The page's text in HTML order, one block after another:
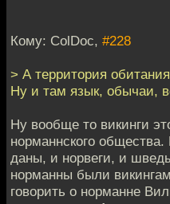
Кому: ColDoc, #228
> А территория
Ну и там язык, обычаи,
Ну вообще то викинги
норманнского
даны, и норвеги, и
норманны были
говорить о норманне